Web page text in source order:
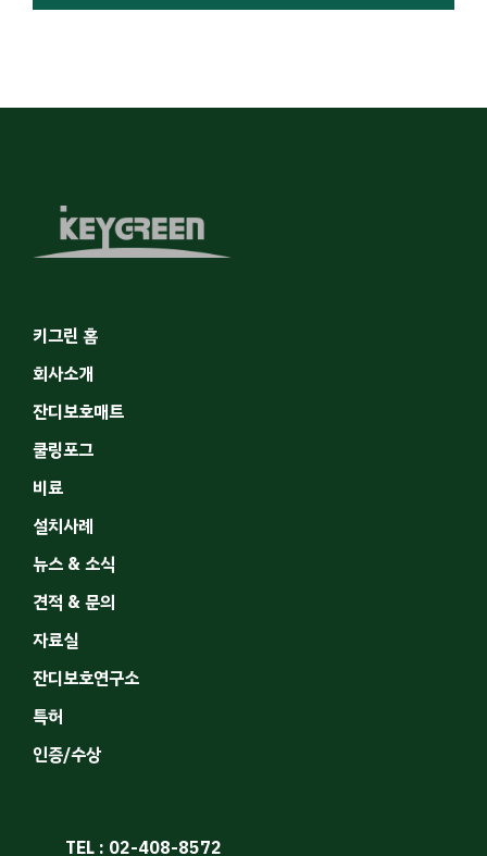
키그린 홈
회사소개
잔디보호매트
쿨링포그
비료
설치사례
뉴스 & 소식
견적 & 문의
자료실
잔디보호연구소
특허
인증/수상
TEL : 02-408-8572